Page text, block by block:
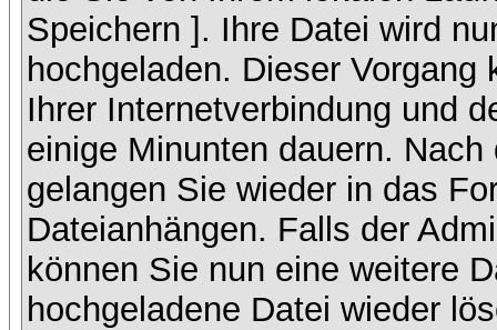
Speichern ]. Ihre Datei wird
hochgeladen. Dieser
Ihrer Internetverbindung und
einige Minunten dauern.
gelangen Sie wieder in das
Dateianhängen. Falls der
können Sie nun eine weitere
hochgeladene Datei wieder